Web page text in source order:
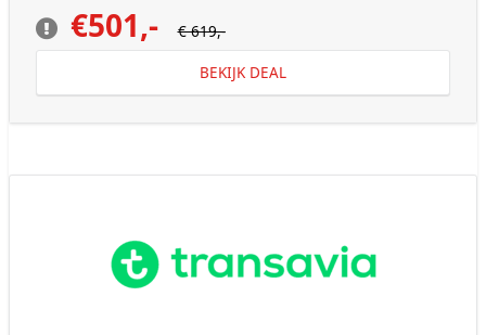
€501,- € 619,-
BEKIJK DEAL